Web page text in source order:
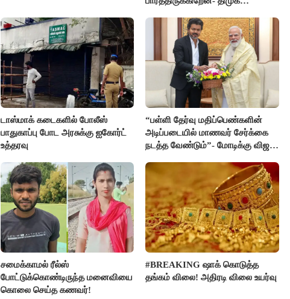
டாஸ்மாக் கடைகளில் போலீஸ்
பாதுகாப்பு போட அரசுக்கு ஐகோர்ட்
உத்தரவு
“பள்ளி தேர்வு மதிப்பெண்களின்
அடிப்படையில் மாணவர் சேர்க்கை
நடத்த வேண்டும்”- மோடிக்கு விஜய்
சமைக்காமல் ரீல்ஸ்
போட்டுக்கொண்டிருந்த மனைவியை
கொலை செய்த கணவர்!
#BREAKING ஷாக் கொடுத்த
தங்கம் விலை! அதிரடி விலை உயர்வு